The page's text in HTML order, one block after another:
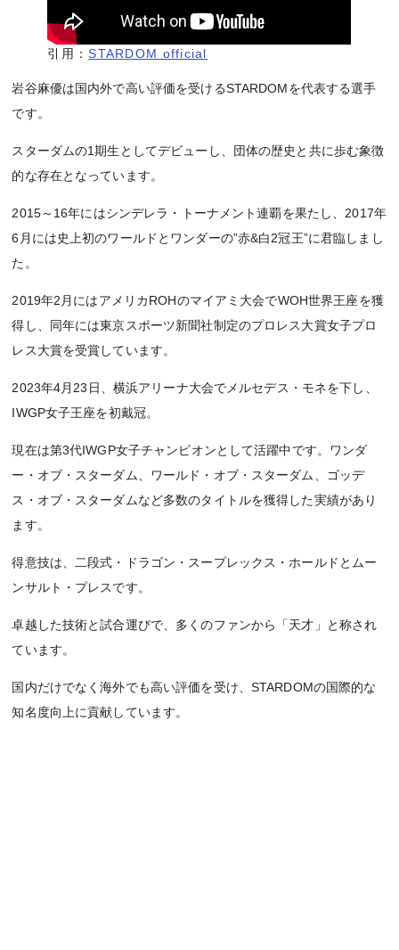
引用：STARDOM official
岩谷麻優は国内外で高い評価を受けるSTARDOMを代表する選手
です。
スターダムの1期生としてデビューし、団体の歴史と共に歩む象徴
的な存在となっています。
2015～16年にはシンデレラ・トーナメント連覇を果たし、2017年
6月には史上初のワールドとワンダーの”赤&白2冠王”に君臨しまし
た。
2019年2月にはアメリカROHのマイアミ大会でWOH世界王座を獲
得し、同年には東京スポーツ新聞社制定のプロレス大賞女子プロ
レス大賞を受賞しています。
2023年4月23日、横浜アリーナ大会でメルセデス・モネを下し、
IWGP女子王座を初戴冠。
現在は第3代IWGP女子チャンピオンとして活躍中です。ワンダ
ー・オブ・スターダム、ワールド・オブ・スターダム、ゴッデ
ス・オブ・スターダムなど多数のタイトルを獲得した実績があり
ます。
得意技は、二段式・ドラゴン・スープレックス・ホールドとムー
ンサルト・プレスです。
卓越した技術と試合運びで、多くのファンから「天才」と称され
ています。
国内だけでなく海外でも高い評価を受け、STARDOMの国際的な
知名度向上に貢献しています。